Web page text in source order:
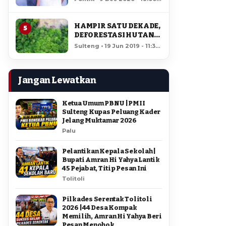
5
HAMPIR SATU DEKADE,
DEFORESTASI HUTAN
LORE LINDU MENCAPAI
Sulteng • 19 Jun 2019 - 11:34
Jangan Lewatkan
Ketua Umum PBNU | PMII
Sulteng Kupas Peluang Kader
Jelang Muktamar 2026
Palu
Pelantikan Kepala Sekolah |
Bupati Amran Hi Yahya Lantik
45 Pejabat, Titip Pesan Ini
Tolitoli
Pilkades Serentak Tolitoli
2026 | 44 Desa Kompak
Memilih, Amran Hi Yahya Beri